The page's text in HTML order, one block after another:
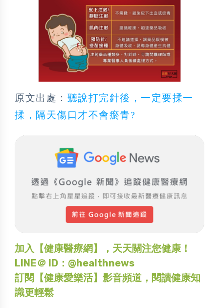
原文出處： 聽說打完針後，一定要揉一
揉，隔天傷口才不會瘀青?
加入【健康醫療網】，天天關注您健康！
LINE＠ ID：@healthnews
訂閱【健康愛樂活】影音頻道，閱讀健康知
識更輕鬆